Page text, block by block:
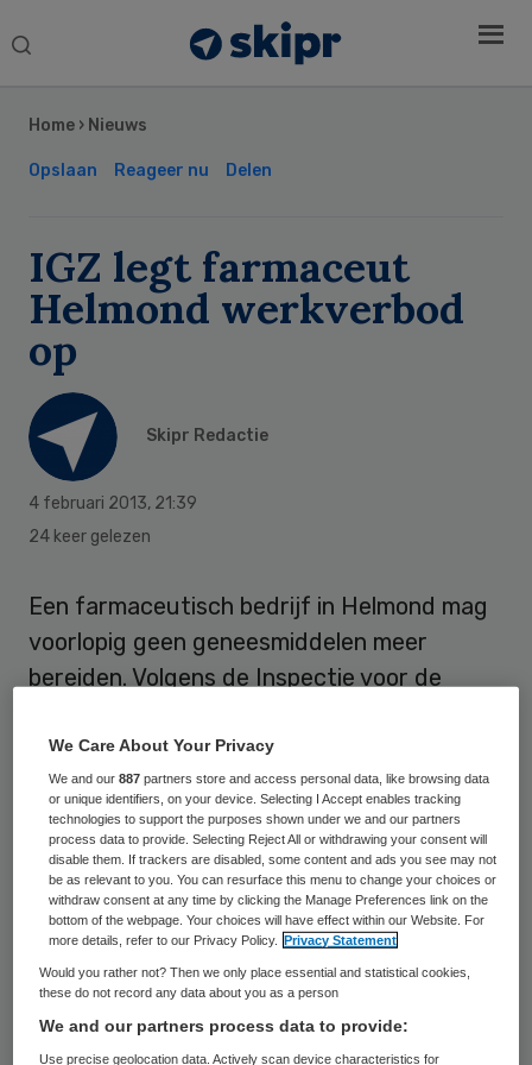
Search
Home › Nieuws
Opslaan Reageer nu Delen
IGZ legt farmaceut
Helmond werkverbod
op
Skipr Redactie
4 februari 2013, 21:39
24 keer gelezen
Een farmaceutisch bedrijf in Helmond mag
voorlopig geen geneesmiddelen meer
bereiden. Volgens de Inspectie voor de
BioFarmaceutics daar direct mee stoppen,
omdat het bedrijf geen vergunning heeft
voor dat werk.
Risico’s
Om schade aan de volksgezondheid te
voorkomen, heeft de IGZ het bevel
opgelegd, zo meldde de organisatie
Sidebar
We Care About Your Privacy
We and our887 partners store and access personal data, like browsing data
or unique identifiers, on your device. Selecting I Accept enables tracking
technologies to support the purposes shown under we and our partners
process data to provide. Selecting Reject All or withdrawing your consent will
disable them. If trackers are disabled, some content and ads you see may not
be as relevant to you. You can resurface this menu to change your choices or
withdraw consent at any time by clicking the Manage Preferences link on the
bottom of the webpage. Your choices will have effect within our Website. For
more details, refer to our Privacy Policy.
Privacy Statement
Would you rather not? Then we only place essential and statistical cookies,
these do not record any data about you as a person
We and our partners process data to provide:
Use precise geolocation data. Actively scan device characteristics for